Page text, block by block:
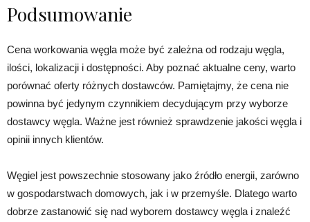
Podsumowanie
Cena workowania węgla może być zależna od rodzaju węgla,
ilości, lokalizacji i dostępności. Aby poznać aktualne ceny, warto
porównać oferty różnych dostawców. Pamiętajmy, że cena nie
powinna być jedynym czynnikiem decydującym przy wyborze
dostawcy węgla. Ważne jest również sprawdzenie jakości węgla i
opinii innych klientów.
Węgiel jest powszechnie stosowany jako źródło energii, zarówno
w gospodarstwach domowych, jak i w przemyśle. Dlatego warto
dobrze zastanowić się nad wyborem dostawcy węgla i znaleźć